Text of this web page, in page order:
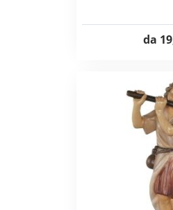
da